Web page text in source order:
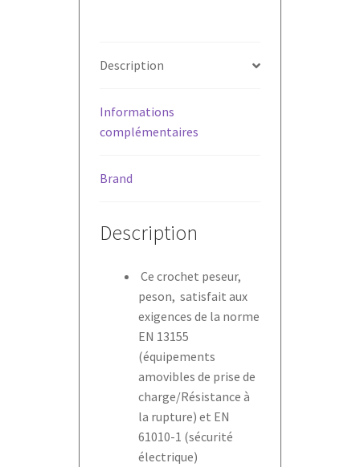
Description
Informations
complémentaires
Brand
Description
Ce crochet peseur,
peson, satisfait aux
exigences de la norme
EN 13155
(équipements
amovibles de prise de
charge/Résistance à
la rupture) et EN
61010-1 (sécurité
électrique)